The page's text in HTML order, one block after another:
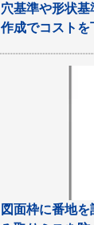
穴基準や形状基
作成でコストを
図面枠に番地